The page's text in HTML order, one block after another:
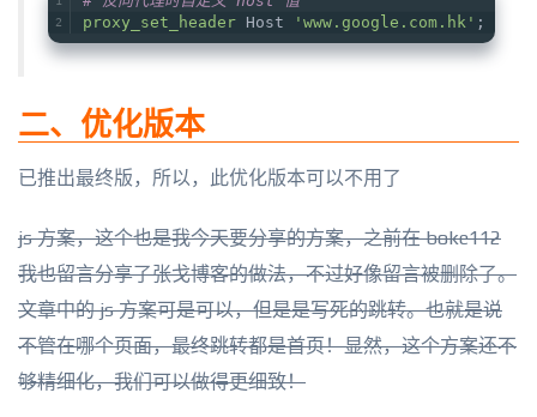
proxy_set_header Host 'www.google.com.hk' ;
二、优化版本
已推出最终版，所以，此优化版本可以不用了
js 方案，这个也是我今天要分享的方案，之前在 boke112
我也留言分享了张戈博客的做法，不过好像留言被删除了。
文章中的 js 方案可是可以，但是是写死的跳转。也就是说
不管在哪个页面，最终跳转都是首页！显然，这个方案还不
够精细化，我们可以做得更细致！